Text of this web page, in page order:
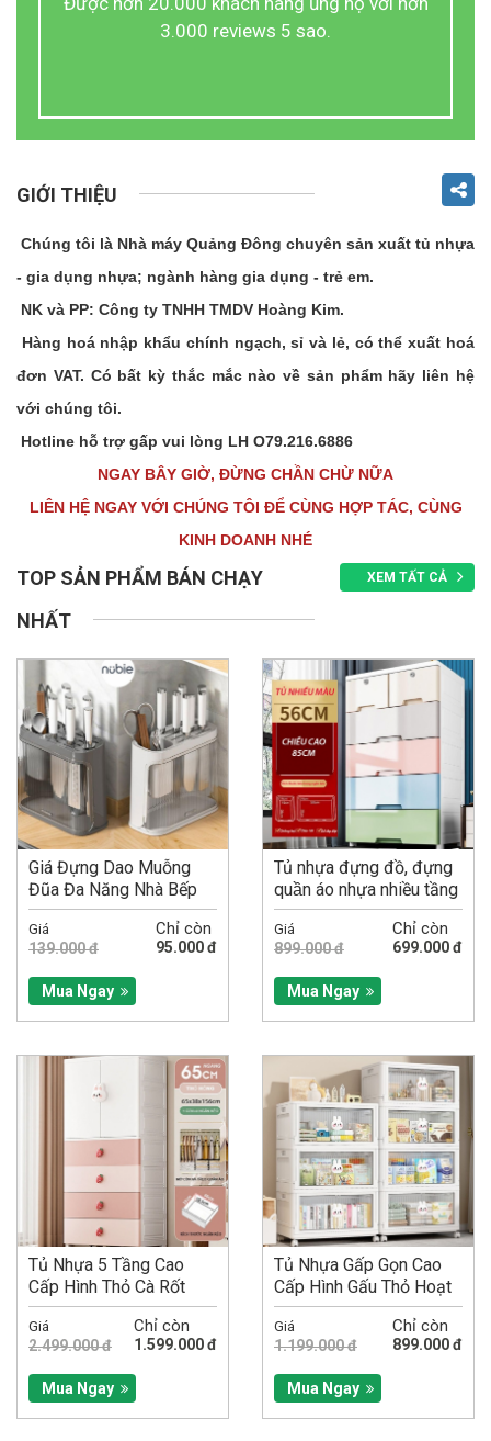
3.000 reviews 5 sao.
GIỚI THIỆU
Chúng tôi là Nhà máy Quảng Đông chuyên sản xuất tủ nhựa
- gia dụng nhựa; ngành hàng gia dụng - trẻ em.
NK và PP: Công ty TNHH TMDV Hoàng Kim.
Hàng hoá nhập khẩu chính ngạch, sỉ và lẻ, có thể xuất hoá
đơn VAT. Có bất kỳ thắc mắc nào về sản phẩm hãy liên hệ
với chúng tôi.
Hotline hỗ trợ gấp vui lòng LH O79.216.6886
NGAY BÂY GIỜ, ĐỪNG CHẦN CHỪ NỮA
LIÊN HỆ NGAY VỚI CHÚNG TÔI ĐỂ CÙNG HỢP TÁC, CÙNG
KINH DOANH NHÉ
TOP SẢN PHẨM BÁN CHẠY
NHẤT
XEM TẤT CẢ
Giá Đựng Dao Muỗng
Đũa Đa Năng Nhà Bếp
Trong Suốt, Có Khay
Thoát Nước,...
Giá
139.000 đ
Chỉ còn
95.000 đ
Mua Ngay
Tủ nhựa đựng đồ, đựng
quần áo nhựa nhiều tầng
cho bé có bánh xe,...
Giá
899.000 đ
Chỉ còn
699.000 đ
Mua Ngay
Tủ Nhựa 5 Tầng Cao
Cấp Hình Thỏ Cà Rốt
Siêu Cute-KT
65x38x156cm
Giá
2.499.000 đ
Chỉ còn
1.599.000 đ
Mua Ngay
Tủ Nhựa Gấp Gọn Cao
Cấp Hình Gấu Thỏ Hoạt
Hình 3 / 4 Tầng-Nhiều...
Giá
1.199.000 đ
Chỉ còn
899.000 đ
Mua Ngay